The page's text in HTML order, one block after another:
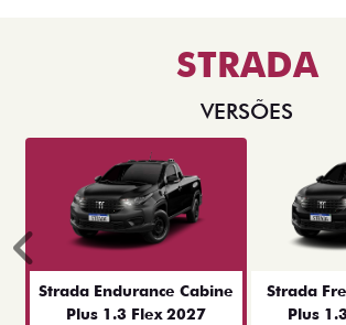
STRADA
VERSÕES
Strada Endurance Cabine
Plus 1.3 Flex 2027
Strada
Plus
Anterior